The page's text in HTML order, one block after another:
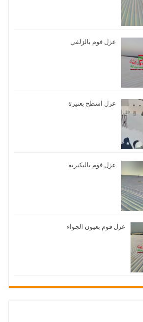
عزل فوم بالزلفي
عزل اسطح بعنيزة
عزل فوم بالبكيرية
عزل فوم بعيون الجواء